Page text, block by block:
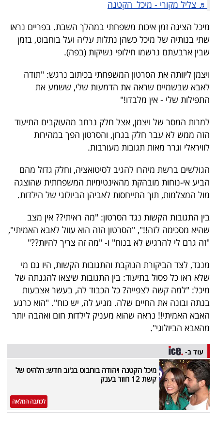
שיתופי
ניוזלטרים
מייל
אדום
פרסמו
באייס
עקבו
אחרינו:
♬ צליל מקורי - מיכל הקטנה
מיכל הציגה זמן איכות משפחתי במהלך השבת. בפריים נראו
שתי בנותיה של מיכל כשהן נתלות עליה ועל בוחבוט, בזמן
שבין ארבעתם נרשמו חילופי נשיקות (בפה).
ויצמן ליוותה את הסרטון המשפחתי בכיתוב נרגש: "תודה
לאבא שבשמיים שראה את הדמעות שלי, ששמע את
התפילות שלי - אין מלבדו!"
למרות המסר של ויצמן, אצל חלק נרחב מהעוקבים התיעוד
הזה ממש לא עבר חלק בגרון, והסרטון הפך במהירות
לוויראלי וגרר מאות תגובות מעורבות.
הגולשים ברשת מיהרו להגיב לסיטואציה, וחלק גדול מהם
הביע אי-נוחות מובהקת מהאינטימיות המשפחתית שהוצגה
מול המצלמות, תוך התייחסות לאביהן הביולוגי של הילדות.
בין התגובות הקשות נגד הסרטון: "מה ראיתי?? אין מצב
שהיא מסכימה לזה!!", "הסרטון הזה הוא עוול לאבא האמיתי",
"זה גרם לי להרגיש לא בנוח" ו- "מה זה צריך להיות??"
מנגד, לצד הביקורת הנוקבת והתגובות הקשות, היו גם מי
שלא ראו כל פסול בתיעוד: בין התגובות שיצאו להגנתה של
מיכל: "למה קשה לצפייה? כל הכבוד לה, בעשר אצבעות
בנתה ובונה את החיים שלה. מגיע לה, יש כוח". "הוא כרגע
האבא האמיתי!! נראה שהוא מעניק לילדות חום ואהבה יותר
מהאבא הביולוגי".
עוד ב-
מיכל הקטנה ויהודה בוחבוט בג'וב חדש: הלהיט של
קשת 12 חוזר בענק
לכתבה המלאה